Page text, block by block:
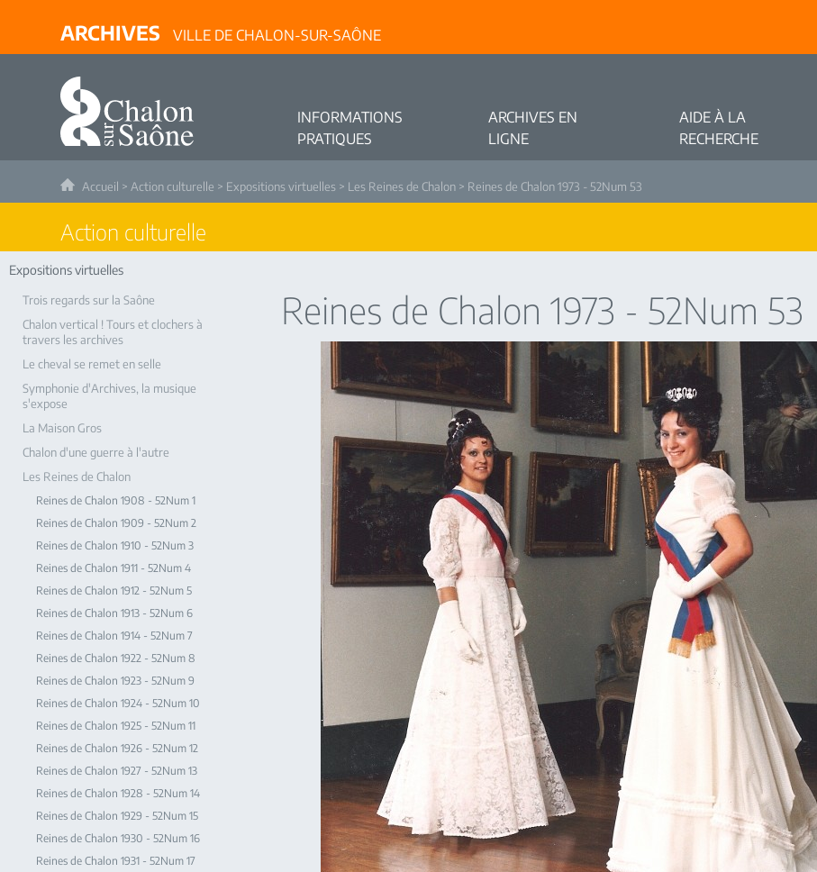
ARCHIVES VILLE DE CHALON-SUR-SAÔNE
INFORMATIONS
PRATIQUES
ARCHIVES EN
LIGNE
AIDE À LA
RECHERCHE
Accueil > Action culturelle > Expositions virtuelles > Les Reines de Chalon > Reines de Chalon 1973 - 52Num 53
Action culturelle
Expositions virtuelles
Trois regards sur la Saône
Chalon vertical ! Tours et clochers à
travers les archives
Le cheval se remet en selle
Symphonie d'Archives, la musique
s'expose
La Maison Gros
Chalon d'une guerre à l'autre
Les Reines de Chalon
Reines de Chalon 1908 - 52Num 1
Reines de Chalon 1909 - 52Num 2
Reines de Chalon 1910 - 52Num 3
Reines de Chalon 1911 - 52Num 4
Reines de Chalon 1912 - 52Num 5
Reines de Chalon 1913 - 52Num 6
Reines de Chalon 1914 - 52Num 7
Reines de Chalon 1922 - 52Num 8
Reines de Chalon 1923 - 52Num 9
Reines de Chalon 1924 - 52Num 10
Reines de Chalon 1925 - 52Num 11
Reines de Chalon 1926 - 52Num 12
Reines de Chalon 1927 - 52Num 13
Reines de Chalon 1928 - 52Num 14
Reines de Chalon 1929 - 52Num 15
Reines de Chalon 1930 - 52Num 16
Reines de Chalon 1931 - 52Num 17
Reines de Chalon 1973 - 52Num 53